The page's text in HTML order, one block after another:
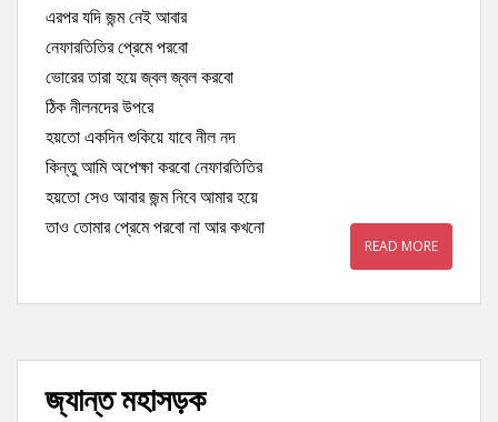
এরপর যদি জন্ম নেই আবার
নেফারতিতির প্রেমে পরবো
ভোরের তারা হয়ে জ্বল জ্বল করবো
ঠিক নীলনদের উপরে
হয়তো একদিন শুকিয়ে যাবে নীল নদ
কিন্তু আমি অপেক্ষা করবো নেফারতিতির
হয়তো সেও আবার জন্ম নিবে আমার হয়ে
তাও তোমার প্রেমে পরবো না আর কখনো
READ MORE
জ্যান্ত মহাসড়ক